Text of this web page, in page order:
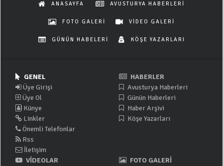
ANASAYFA AVUSTURYA HABERLERİ
FOTO GALERİ VİDEO GALERİ
GÜNÜN HABELERİ KÖŞE YAZARLARI
GENEL
Üye Girişi
Üye Ol
Künye
Linkler
Önemli Telefonlar
Rss
İletişim
HABERLER
Avusturya Haberleri
Günün Haberleri
Haber Arşivi
Köşe Yazarları
VİDEOLAR
FOTO GALERİ